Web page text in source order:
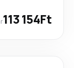
113 154Ft